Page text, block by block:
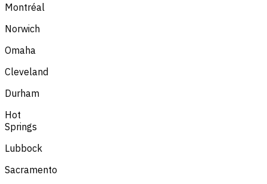
Montréal
Norwich
Omaha
Cleveland
Durham
Hot
Springs
Lubbock
Sacramento